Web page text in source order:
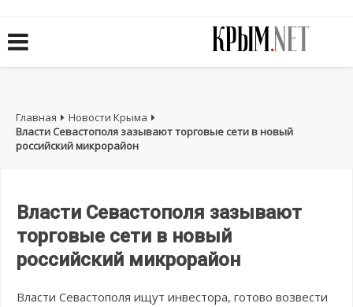
Главная
Новости Крыма
Власти Севастополя зазывают торговые сети в новый
российский микрорайон
Власти Севастополя зазывают
торговые сети в новый
российский микрорайон
Власти Севастополя ищут инвестора, готово возвести